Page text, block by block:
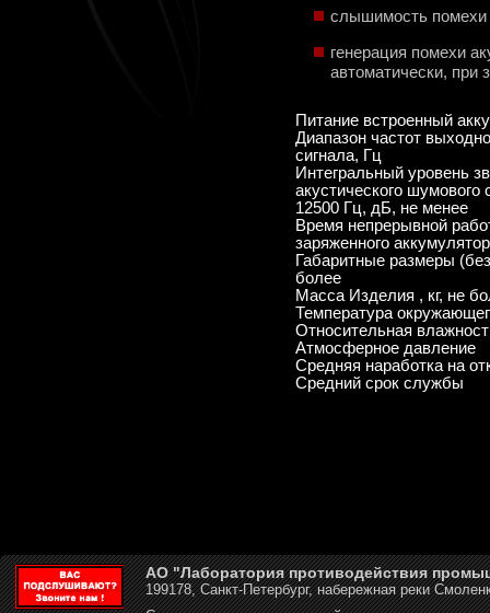
слышимость помехи
генерация помехи
автоматически, при
Питание встроенный
Диапазон частот
сигнала, Гц
Интегральный уровень
акустического шумового
12500 Гц, дБ, не менее
Время непрерывной
заряженного
Габаритные размеры
более
Масса Изделия , кг, не
Температура
Относительная
Атмосферное давление
Средняя наработка на
Средний срок службы
АО "Лаборатория противодействия
199178, Санкт-Петербург, набережная реки